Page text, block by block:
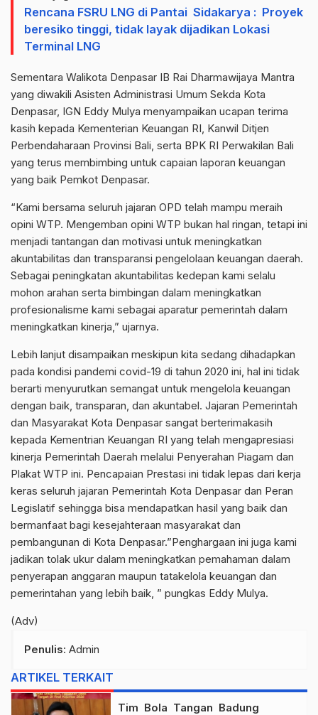
Rencana FSRU LNG di Pantai Sidakarya : Proyek
beresiko tinggi, tidak layak dijadikan Lokasi
Terminal LNG
Sementara Walikota Denpasar IB Rai Dharmawijaya Mantra
yang diwakili Asisten Administrasi Umum Sekda Kota
Denpasar, IGN Eddy Mulya menyampaikan ucapan terima
kasih kepada Kementerian Keuangan RI, Kanwil Ditjen
Perbendaharaan Provinsi Bali, serta BPK RI Perwakilan Bali
yang terus membimbing untuk capaian laporan keuangan
yang baik Pemkot Denpasar.
“Kami bersama seluruh jajaran OPD telah mampu meraih
opini WTP. Mengemban opini WTP bukan hal ringan, tetapi ini
menjadi tantangan dan motivasi untuk meningkatkan
akuntabilitas dan transparansi pengelolaan keuangan daerah.
Sebagai peningkatan akuntabilitas kedepan kami selalu
mohon arahan serta bimbingan dalam meningkatkan
profesionalisme kami sebagai aparatur pemerintah dalam
meningkatkan kinerja,” ujarnya.
Lebih lanjut disampaikan meskipun kita sedang dihadapkan
pada kondisi pandemi covid-19 di tahun 2020 ini, hal ini tidak
berarti menyurutkan semangat untuk mengelola keuangan
dengan baik, transparan, dan akuntabel. Jajaran Pemerintah
dan Masyarakat Kota Denpasar sangat berterimakasih
kepada Kementrian Keuangan RI yang telah mengapresiasi
kinerja Pemerintah Daerah melalui Penyerahan Piagam dan
Plakat WTP ini. Pencapaian Prestasi ini tidak lepas dari kerja
keras seluruh jajaran Pemerintah Kota Denpasar dan Peran
Legislatif sehingga bisa mendapatkan hasil yang baik dan
bermanfaat bagi kesejahteraan masyarakat dan
pembangunan di Kota Denpasar.”Penghargaan ini juga kami
jadikan tolak ukur dalam meningkatkan pemahaman dalam
penyerapan anggaran maupun tatakelola keuangan dan
pemerintahan yang lebih baik, ” pungkas Eddy Mulya.
(Adv)
Penulis: Admin
ARTIKEL TERKAIT
Tim Bola Tangan Badung